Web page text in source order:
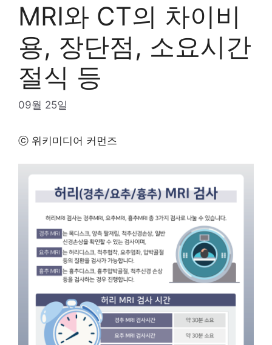
MRI와 CT의 차이비
용, 장단점, 소요시간
절식 등
09월 25일
ⓒ 위키미디어 커먼즈